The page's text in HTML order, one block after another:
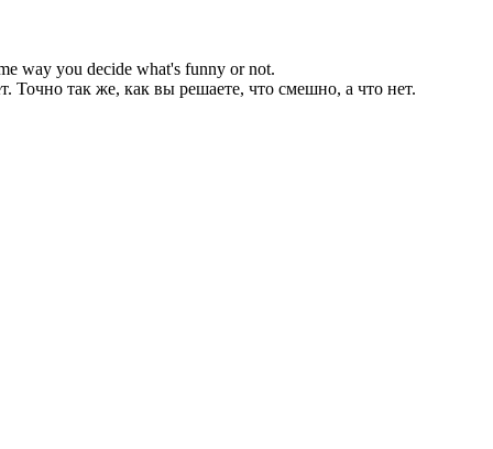
way you decide what's funny or not.
Точно так же, как вы решаете, что смешно, а что нет.